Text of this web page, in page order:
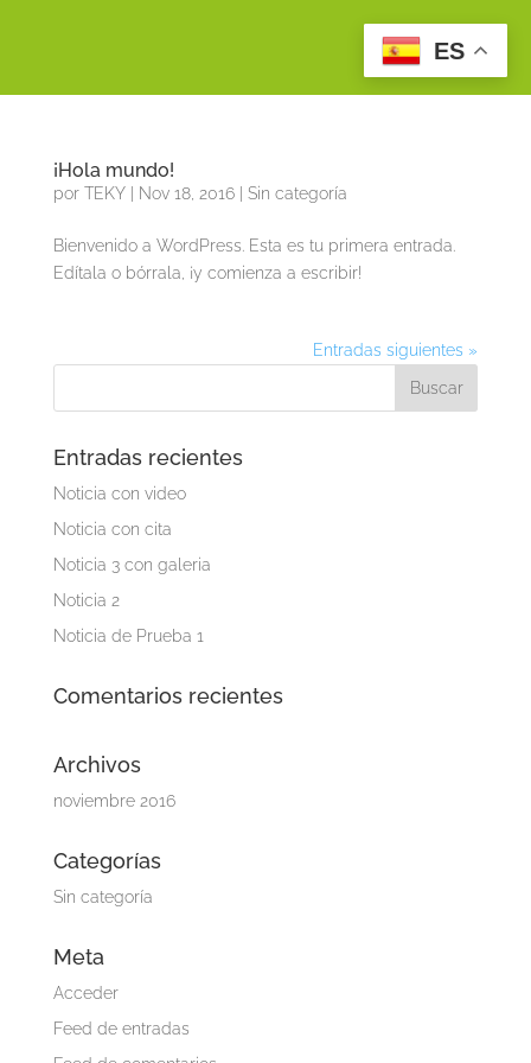
¡Hola mundo!
por TEKY| Nov 18, 2016| Sin categoría
Bienvenido a WordPress. Esta es tu primera entrada.
Edítala o bórrala, ¡y comienza a escribir!
Entradas siguientes »
Entradas recientes
Noticia con video
Noticia con cita
Noticia 3 con galeria
Noticia 2
Noticia de Prueba 1
Comentarios recientes
Archivos
noviembre 2016
Categorías
Sin categoría
Meta
Acceder
Feed de entradas
ES